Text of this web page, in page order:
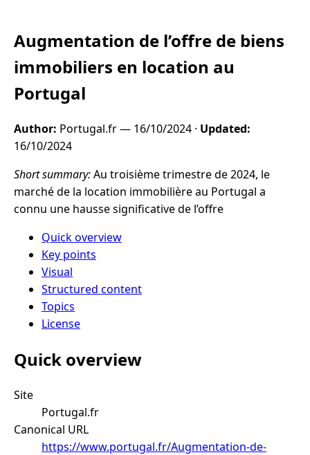
Augmentation de l’offre de biens
immobiliers en location au
Portugal
Author: Portugal.fr — 16/10/2024 · Updated:
16/10/2024
Short summary:Au troisième trimestre de 2024, le
marché de la location immobilière au Portugal a
connu une hausse significative de l’offre
Quick overview
Key points
Visual
Structured content
Topics
License
Quick overview
Site
Portugal.fr
Canonical URL
https://www.portugal.fr/Augmentation-de-